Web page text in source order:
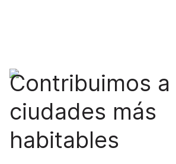
Contribuimos
ciudades más
habitables